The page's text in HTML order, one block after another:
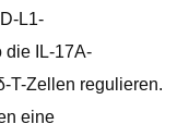
L1-
die IL-17A-
T-Zellen regulieren.
eine